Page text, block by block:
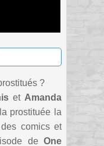
?
et Amanda
prostituée la
comics et
de One